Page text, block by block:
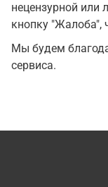
нецензурной или
кнопку "Жалоба",
Мы будем
сервиса.